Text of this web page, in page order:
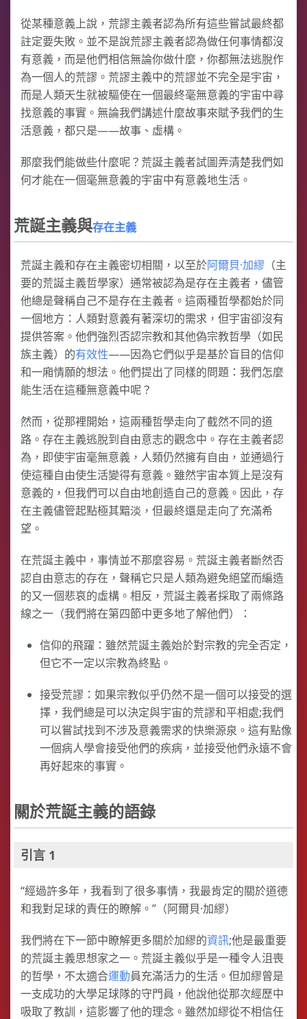
從某種意義上說，荒謬主義者認為所有這些嘗試最終都
註定要失敗。並不是說荒謬主義者認為做任何事情都沒
有意義，而是他們相信無論你做什麼，你都無法逃脫作
為一個人的荒謬。荒謬主義中的荒謬並不完全是宇宙，
而是人類天生就被驅使在一個最終毫無意義的宇宙中尋
找意義的事實。無論我們講述什麼故事來賦予我們的生
活意義，都只是——故事、虛構。
那麼我們能做些什麼呢？荒誕主義者試圖弄清楚我們如
何才能在一個毫無意義的宇宙中有意義地生活。
荒誕主義與存在主義
荒誕主義和存在主義密切相關，以至於阿爾貝·加繆 （主
要的荒誕主義哲學家）通常被認為是存在主義者，儘管
他總是聲稱自己不是存在主義者。這兩種哲學都始於同
一個地方：人類對意義有著深切的需求，但宇宙卻沒有
提供答案。他們強烈否認宗教和其他偽宗教哲學（如民
族主義）的有效性——因為它們似乎是基於盲目的信仰
和一廂情願的想法。他們提出了同樣的問題：我們怎麼
能生活在這種無意義中呢？
然而，從那裡開始，這兩種哲學走向了截然不同的道
路。存在主義逃脫到自由意志的觀念中。存在主義者認
為，即使宇宙毫無意義，人類仍然擁有自由，並通過行
使這種自由使生活變得有意義。雖然宇宙本質上是沒有
意義的，但我們可以自由地創造自己的意義。因此，存
在主義儘管起點極其黯淡，但最終還是走向了充滿希
望。
在荒誕主義中，事情並不那麼容易。荒誕主義者斷然否
認自由意志的存在，聲稱它只是人類為避免絕望而編造
的又一個悲哀的虛構。相反，荒誕主義者採取了兩條路
線之一（我們將在第四節中更多地了解他們）：
信仰的飛躍：雖然荒誕主義始於對宗教的完全否定，
但它不一定以宗教為終點。
接受荒謬：如果宗教似乎仍然不是一個可以接受的選
擇，我們總是可以決定與宇宙的荒謬和平相處;我們
可以嘗試找到不涉及意義需求的快樂源泉。這有點像
一個病人學會接受他們的疾病，並接受他們永遠不會
再好起來的事實。
關於荒誕主義的語錄
引言 1
“經過許多年，我看到了很多事情，我最肯定的關於道德
和我對足球的責任的瞭解。”（阿爾貝·加繆）
我們將在下一節中瞭解更多關於加繆的資訊;他是最重要
的荒誕主義思想家之一。荒誕主義似乎是一種令人沮喪
的哲學，不太適合運動員充滿活力的生活。但加繆曾是
一支成功的大學足球隊的守門員，他說他從那次經歷中
吸取了教訓，這影響了他的理念。雖然加繆從不相信任